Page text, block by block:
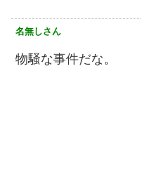
名無しさん
物騒な事件だな。